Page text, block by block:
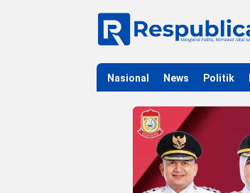
Nasional News Politik